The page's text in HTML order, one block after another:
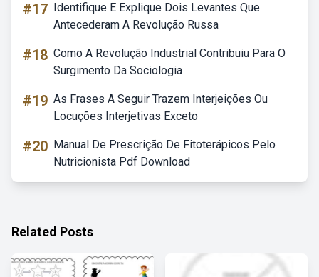
#17 Identifique E Explique Dois Levantes Que
Antecederam A Revolução Russa
#18 Como A Revolução Industrial Contribuiu Para O
Surgimento Da Sociologia
#19 As Frases A Seguir Trazem Interjeições Ou
Locuções Interjetivas Exceto
#20 Manual De Prescrição De Fitoterápicos Pelo
Nutricionista Pdf Download
Related Posts